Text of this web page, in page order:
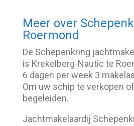
Meer over
Roermond
De Schepenkring
is Krekelberg-Nautic te
6 dagen per week 3
Om uw schip te verkopen
begeleiden.
Jachtmakelaardij